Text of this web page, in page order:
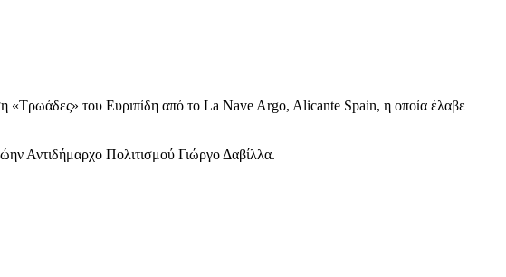
του Ευριπίδη από το La Nave Argo, Alicante Spain, η οποία έλαβε
Αντιδήμαρχο Πολιτισμού Γιώργο Δαβίλλα.